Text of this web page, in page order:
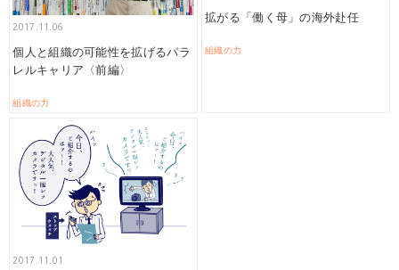
2017.11.06
個人と組織の可能性を拡げるパラ
レルキャリア〈前編〉
組織の力
拡がる「働く母」の海外赴任
組織の力
2017.11.01